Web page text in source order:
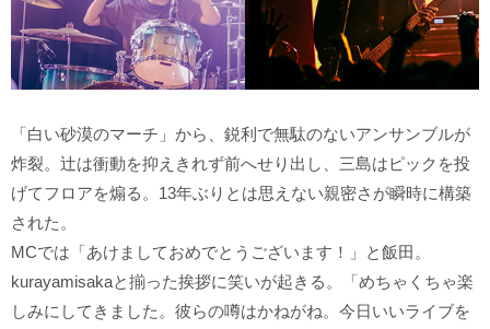
「白い砂漠のマーチ」から、鋭利で無駄のないアンサンブルが
炸裂。辻は衝動を抑えきれず前へせり出し、三島はピックを投
げてフロアを煽る。13年ぶりとは思えない親密さが瞬時に構築
された。
MCでは「あけましておめでとうございます！」と飯田。
kurayamisakaと揃った挨拶に笑いが起きる。「めちゃくちゃ楽
しみにしてきました。彼らの噂はかねがね。今日いいライブを